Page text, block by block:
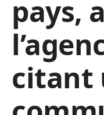
pays,
citant